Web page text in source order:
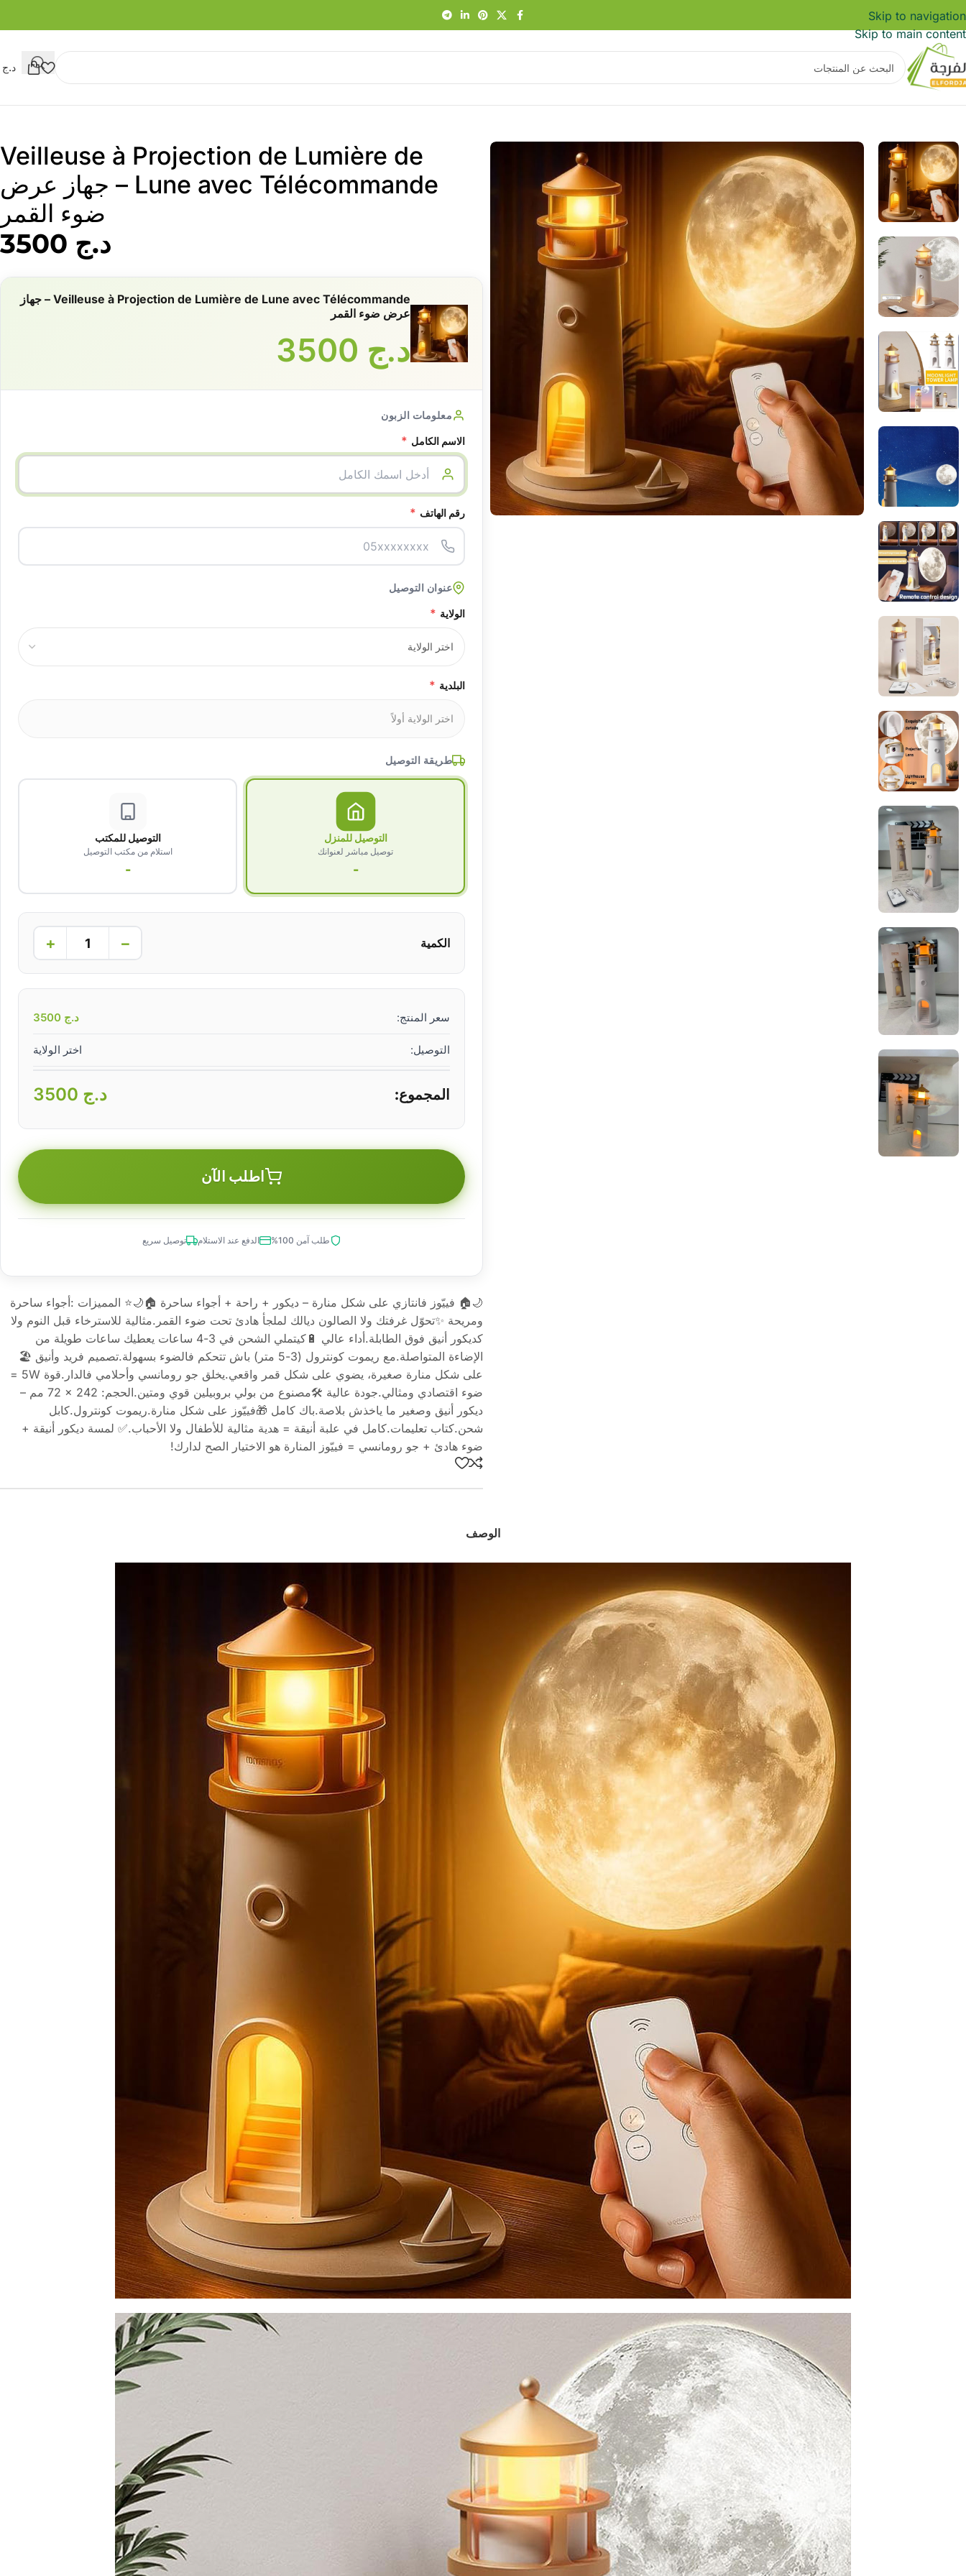
Skip to navigation
Skip to main content
د.ج
Veilleuse à Projection de Lumière de
Lune avec Télécommande – جهاز عرض
ضوء القمر
د.ج
Veilleuse à Projection de Lumière de Lune avec Télécommande – جهاز
عرض ضوء القمر
د.ج
معلومات الزبون
الاسم الكامل *
رقم الهاتف *
عنوان التوصيل
الولاية *
البلدية *
طريقة التوصيل
التوصيل للمنزل
توصيل مباشر لعنوانك
-
التوصيل للمكتب
استلام من مكتب التوصيل
-
الكمية −
+
سعر المنتج: د.ج
التوصيل: اختر الولاية
المجموع: د.ج
اطلب الآن
طلب آمن 100% الدفع عند الاستلام توصيل سريع
🌙🏠 فييّوز فانتازي على شكل منارة – ديكور + راحة + أجواء ساحرة 🏠🌙⭐ المميزات :أجواء ساحرة
ومريحة ✨تحوّل غرفتك ولا الصالون ديالك لملجأ هادئ تحت ضوء القمر.مثالية للاسترخاء قبل النوم ولا
كديكور أنيق فوق الطابلة.أداء عالي 🔋كيتملي الشحن في 3-4 ساعات يعطيك ساعات طويلة من
الإضاءة المتواصلة.مع ريموت كونترول (3-5 متر) باش تتحكم فالضوء بسهولة.تصميم فريد وأنيق 🏖️
على شكل منارة صغيرة، يضوي على شكل قمر واقعي.يخلق جو رومانسي وأحلامي فالدار.قوة 5W =
ضوء اقتصادي ومثالي.جودة عالية 🛠️مصنوع من بولي بروبيلين قوي ومتين.الحجم: ‎72 × 242 مم –
ديكور أنيق وصغير ما ياخذش بلاصة.باك كامل 🎁فييّوز على شكل منارة.ريموت كونترول.كابل
شحن.كتاب تعليمات.كامل في علبة أنيقة = هدية مثالية للأطفال ولا الأحباب.✅ لمسة ديكور أنيقة +
ضوء هادئ + جو رومانسي = فييّوز المنارة هو الاختيار الصح لدارك!
الوصف